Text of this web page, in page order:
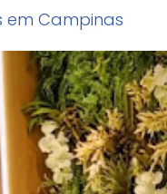
em Campinas